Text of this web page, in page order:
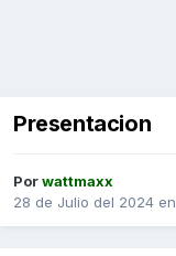
Presentacion
Porwattmaxx
28 de Julio del 2024 en